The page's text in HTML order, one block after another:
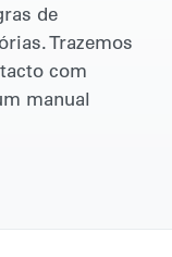
de
Trazemos
com
manual